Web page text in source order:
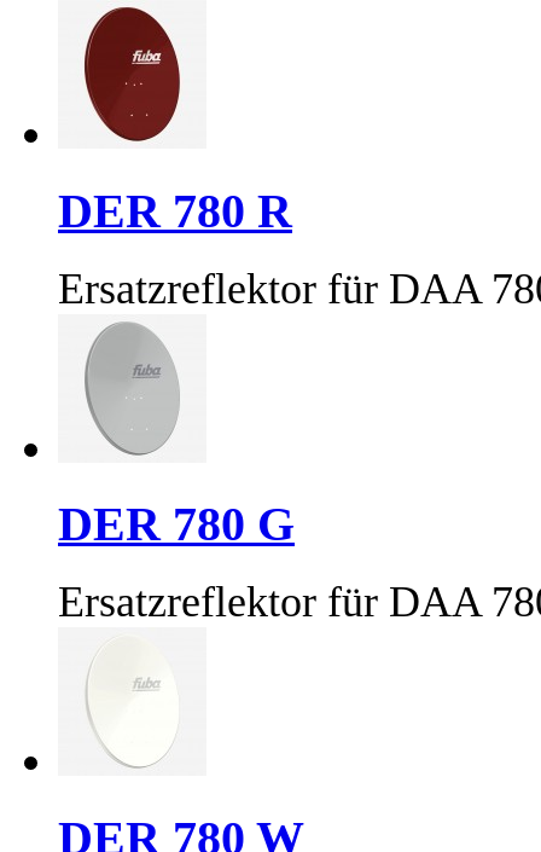
DER 780 R
Ersatzreflektor für DAA
DER 780 G
Ersatzreflektor für DAA
DER 780 W